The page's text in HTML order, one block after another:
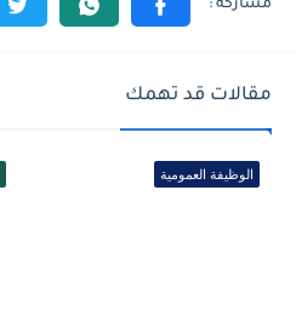
مقالات قد تهمك
الوظيفة العمومية